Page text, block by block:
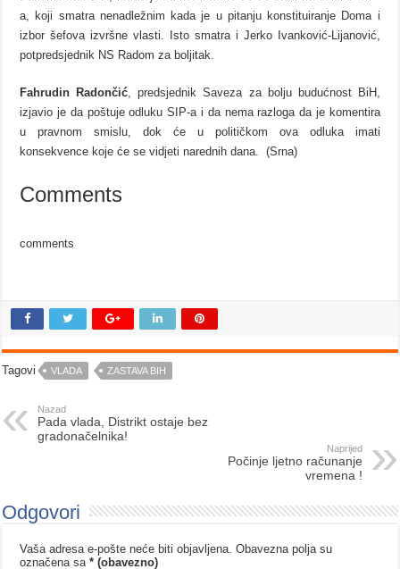
a, koji smatra nenadležnim kada je u pitanju konstituiranje Doma i
izbor šefova izvršne vlasti. Isto smatra i Jerko Ivanković-Lijanović,
potpredsjednik NS Radom za boljitak.
Fahrudin Radončić, predsjednik Saveza za bolju budućnost BiH,
izjavio je da poštuje odluku SIP-a i da nema razloga da je komentira
u pravnom smislu, dok će u političkom ova odluka imati
konsekvence koje će se vidjeti narednih dana. (Srna)
Comments
comments
Tagovi VLADA ZASTAVA BIH
Nazad
Pada vlada, Distrikt ostaje bez
gradonačelnika!
Naprijed
Počinje ljetno računanje
vremena !
Odgovori
Vaša adresa e-pošte neće biti objavljena. Obavezna polja su
označena sa* (obavezno)